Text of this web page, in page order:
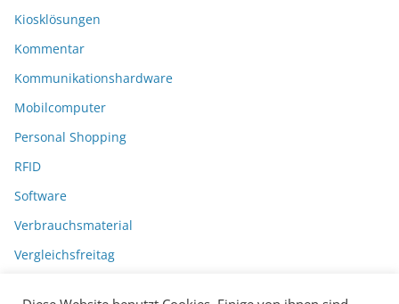
Kiosklösungen
Kommentar
Kommunikationshardware
Mobilcomputer
Personal Shopping
RFID
Software
Verbrauchsmaterial
Vergleichsfreitag